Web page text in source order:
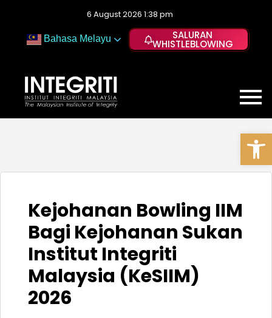
6 August 2026 1:38 pm
Bahasa Melayu SALURAN
WHISTLEBLOWING
Kejohanan Bowling IIM
Bagi Kejohanan Sukan
Institut Integriti
Malaysia (KeSIIM)
2026